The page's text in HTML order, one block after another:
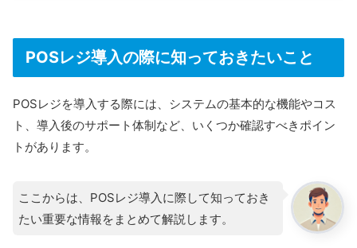
POSレジ導入の際に知っておきたいこと
POSレジを導入する際には、システムの基本的な機能やコス
ト、導入後のサポート体制など、いくつか確認すべきポイン
トがあります。
ここからは、POSレジ導入に際して知っておき
たい重要な情報をまとめて解説します。